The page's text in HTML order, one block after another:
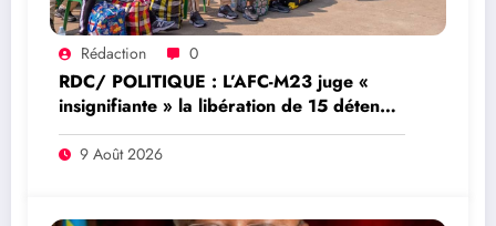
Rédaction 0
RDC/ POLITIQUE : L’AFC-M23 juge «
insignifiante » la libération de 15 détenus
par Kinshasa
9 Août 2026